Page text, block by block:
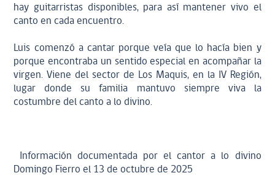
hay guitarristas disponibles, para así mantener vivo el
canto en cada encuentro.
Luis comenzó a cantar porque veía que lo hacía bien y
porque encontraba un sentido especial en acompañar la
virgen. Viene del sector de Los Maquis, en la IV Región,
lugar donde su familia mantuvo siempre viva la
costumbre del canto a lo divino.
Información documentada por el cantor a lo divino
Domingo Fierro el 13 de octubre de 2025